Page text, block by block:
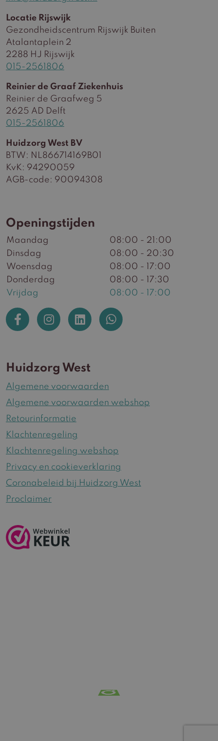
Locatie Rijswijk
Gezondheidscentrum Rijswijk Buiten
Atalantaplein 2
2288 HJ Rijswijk
015-2561806
Reinier de Graaf Ziekenhuis
Reinier de Graafweg 5
2625 AD Delft
015-2561806
Huidzorg West BV
BTW: NL866714169B01
KvK: 94290059
AGB-code: 90094308
Openingstijden
Maandag
08:00 - 21:00
Dinsdag
08:00 - 20:30
Woensdag
08:00 - 17:00
Donderdag
08:00 - 17:30
Vrijdag
08:00 - 17:00
Huidzorg West
Algemene voorwaarden
Algemene voorwaarden webshop
Retourinformatie
Klachtenregeling
Klachtenregeling webshop
Privacy en cookieverklaring
Coronabeleid bij Huidzorg West
Proclaimer